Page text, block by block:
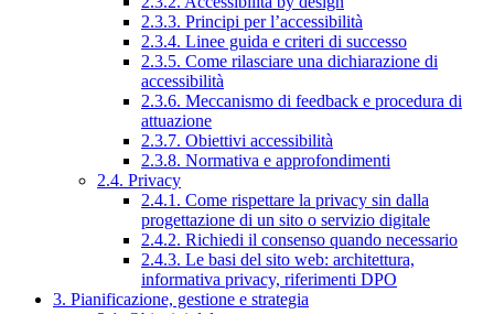
2.3.3. Principi per l’accessibilità
2.3.4. Linee guida e criteri di successo
2.3.5. Come rilasciare una dichiarazione di
accessibilità
2.3.6. Meccanismo di feedback e procedura di
attuazione
2.3.7. Obiettivi accessibilità
2.3.8. Normativa e approfondimenti
2.4. Privacy
2.4.1. Come rispettare la privacy sin dalla
progettazione di un sito o servizio digitale
2.4.2. Richiedi il consenso quando necessario
2.4.3. Le basi del sito web: architettura,
informativa privacy, riferimenti DPO
3. Pianificazione, gestione e strategia